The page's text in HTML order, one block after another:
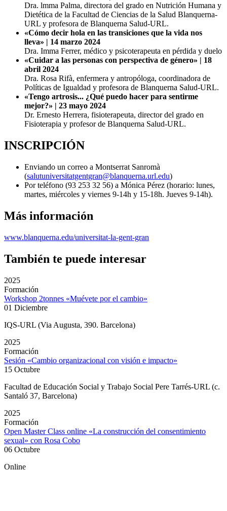
Dra. lmma Palma, directora del grado en Nutrición Humana y
Dietética de la Facultad de Ciencias de la Salud Blanquerna-
URL y profesora de Blanquerna Salud-URL.
«Cómo decir hola en las transiciones que la vida nos
lleva» | 14 marzo 2024
Dra. Imma Ferrer, médico y psicoterapeuta en pérdida y duelo
«Cuidar a las personas con perspectiva de género» | 18
abril 2024
Dra. Rosa Rifà, enfermera y antropóloga, coordinadora de
Políticas de Igualdad y profesora de Blanquerna Salud-URL.
«Tengo artrosis... ¿Qué puedo hacer para sentirme
mejor?» | 23 mayo 2024
Dr. Ernesto Herrera, fisioterapeuta, director del grado en
Fisioterapia y profesor de Blanquerna Salud-URL.
INSCRIPCIÓN
Enviando un correo a Montserrat Sanromà
(salutuniversitatgentgran@blanquerna.url.edu)
Por teléfono (93 253 32 56) a Mónica Pérez (horario: lunes,
martes, miércoles y viernes 9-14h y 15-18h. Jueves 9-14h).
Más información
www.blanquerna.edu/universitat-la-gent-gran
También te puede interesar
2025
Formación
Workshop 2tonnes «Muévete por el cambio»
01 Diciembre
IQS-URL (Via Augusta, 390. Barcelona)
2025
Formación
Sesión «Cambio organizacional con visión e impacto»
15 Octubre
Facultad de Educación Social y Trabajo Social Pere Tarrés-URL (c.
Santaló 37, Barcelona)
2025
Formación
Open Master Class online «La construcción del consentimiento
sexual» con Rosa Cobo
06 Octubre
Online